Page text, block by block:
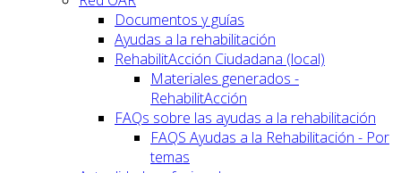
Documentos y guías
Ayudas a la rehabilitación
RehabilitAcción Ciudadana (local)
Materiales generados -
RehabilitAcción
FAQs sobre las ayudas a la rehabilitación
FAQS Ayudas a la Rehabilitación - Por
temas